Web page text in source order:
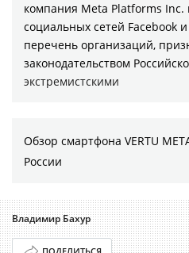
компания Meta Platforms Inc.
социальных сетей Facebook
перечень организаций,
законодательством
экстремистскими
Обзор смартфона VERTU
России
Владимир Бахур